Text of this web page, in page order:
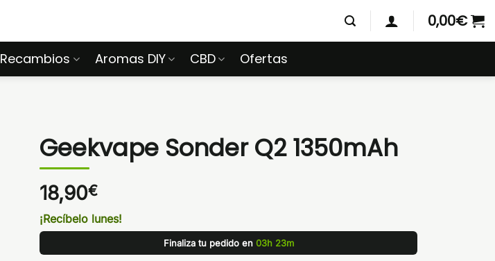
0,00€
Recambios Aromas DIY CBD Ofertas
Geekvape Sonder Q2 1350mAh
18,90€
¡Recíbelo lunes!
Finaliza tu pedido en 03h 23m